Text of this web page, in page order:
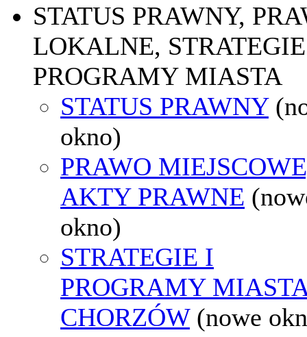
STATUS PRAWNY,
LOKALNE,
PROGRAMY MIASTA
STATUS PRAWNY
okno)
PRAWO
AKTY PRAWNE
okno)
STRATEGIE I
PROGRAMY
CHORZÓW (nowe